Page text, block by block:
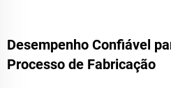
Desempenho Confiável
Processo de Fabricação